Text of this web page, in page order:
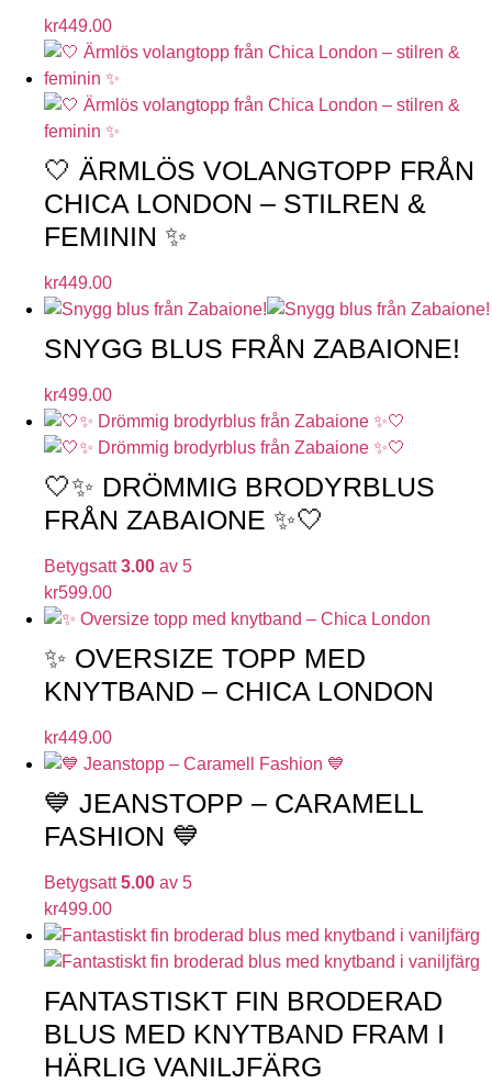
kr449.00
🤍 ÄRMLÖS VOLANGTOPP FRÅN
CHICA LONDON – STILREN &
FEMININ ✨
kr449.00
SNYGG BLUS FRÅN ZABAIONE!
kr499.00
🤍✨ DRÖMMIG BRODYRBLUS
FRÅN ZABAIONE ✨🤍
Betygsatt3.00 av 5
kr599.00
✨ OVERSIZE TOPP MED
KNYTBAND – CHICA LONDON
kr449.00
💙 JEANSTOPP – CARAMELL
FASHION 💙
Betygsatt5.00 av 5
kr499.00
FANTASTISKT FIN BRODERAD
BLUS MED KNYTBAND FRAM I
HÄRLIG VANILJFÄRG